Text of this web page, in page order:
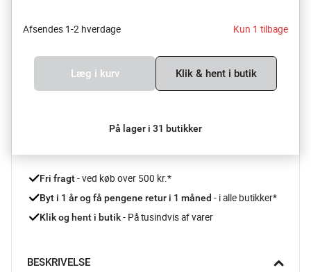
Afsendes 1-2 hverdage Kun 1 tilbage
Læg i kurv Klik & hent i butik
På lager i 31 butikker
Fri fragt - ved køb over 500 kr.*
Byt i 1 år og få pengene retur i 1 måned - i alle butikker*
Klik og hent i butik - På tusindvis af varer
BESKRIVELSE